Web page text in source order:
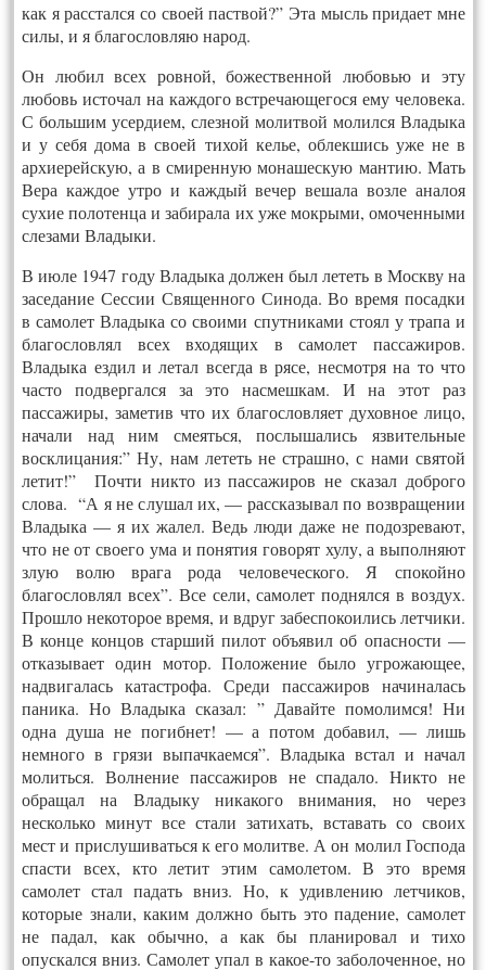
как я расстался со своей паствой?” Эта мысль придает мне
силы, и я благословляю народ.
Он любил всех ровной, божественной любовью и эту
любовь источал на каждого встречающегося ему человека.
С большим усердием, слезной молитвой молился Владыка
и у себя дома в своей тихой келье, облекшись уже не в
архиерейскую, а в смиренную монашескую мантию. Мать
Вера каждое утро и каждый вечер вешала возле аналоя
сухие полотенца и забирала их уже мокрыми, омоченными
слезами Владыки.
В июле 1947 году Владыка должен был лететь в Москву на
заседание Сессии Священного Синода. Во время посадки
в самолет Владыка со своими спутниками стоял у трапа и
благословлял всех входящих в самолет пассажиров.
Владыка ездил и летал всегда в рясе, несмотря на то что
часто подвергался за это насмешкам. И на этот раз
пассажиры, заметив что их благословляет духовное лицо,
начали над ним смеяться, послышались язвительные
восклицания:” Ну, нам лететь не страшно, с нами святой
летит!” Почти никто из пассажиров не сказал доброго
слова. “А я не слушал их, — рассказывал по возвращении
Владыка — я их жалел. Ведь люди даже не подозревают,
что не от своего ума и понятия говорят хулу, а выполняют
злую волю врага рода человеческого. Я спокойно
благословлял всех”. Все сели, самолет поднялся в воздух.
Прошло некоторое время, и вдруг забеспокоились летчики.
В конце концов старший пилот объявил об опасности —
отказывает один мотор. Положение было угрожающее,
надвигалась катастрофа. Среди пассажиров начиналась
паника. Но Владыка сказал: ” Давайте помолимся! Ни
одна душа не погибнет! — а потом добавил, — лишь
немного в грязи выпачкаемся”. Владыка встал и начал
молиться. Волнение пассажиров не спадало. Никто не
обращал на Владыку никакого внимания, но через
несколько минут все стали затихать, вставать со своих
мест и прислушиваться к его молитве. А он молил Господа
спасти всех, кто летит этим самолетом. В это время
самолет стал падать вниз. Но, к удивлению летчиков,
которые знали, каким должно быть это падение, самолет
не падал, как обычно, а как бы планировал и тихо
опускался вниз. Самолет упал в какое-то заболоченное, но